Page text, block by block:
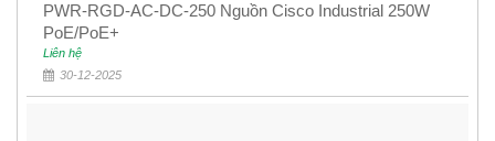
PWR-RGD-AC-DC-250 Nguồn Cisco Industrial 250W
PoE/PoE+
Liên hệ
30-12-2025